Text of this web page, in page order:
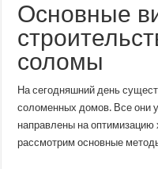
Основные
соломы
На сегодняшний день
соломенных домов. Все они
направлены на оптимизацию
рассмотрим основные